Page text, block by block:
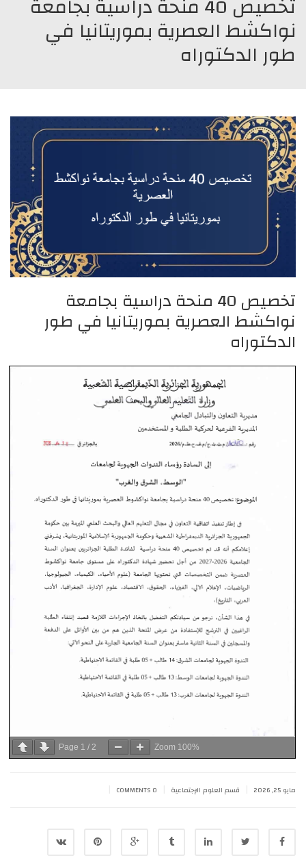
تخصيص 40 منحة دراسية بجامعة
نواكشط العصرية بموريتانيا في
طور الدكتوراه
تخصيص 40 منحة دراسية بجامعة
نواكشط العصرية بموريتانيا في طور
الدكتوراه
Page 1 / 2 Zoom 100%
مايو 25, 2026 قسم العلوم الإجتماعية 0 COMMENTS